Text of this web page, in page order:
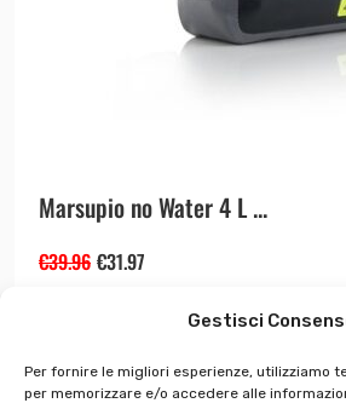
Gestisci
Per fornire le migliori esperienze, utilizziamo
per memorizzare e/o accedere alle
Marsupio no Water 4 L ...
€39.96 €31.97
In offerta!